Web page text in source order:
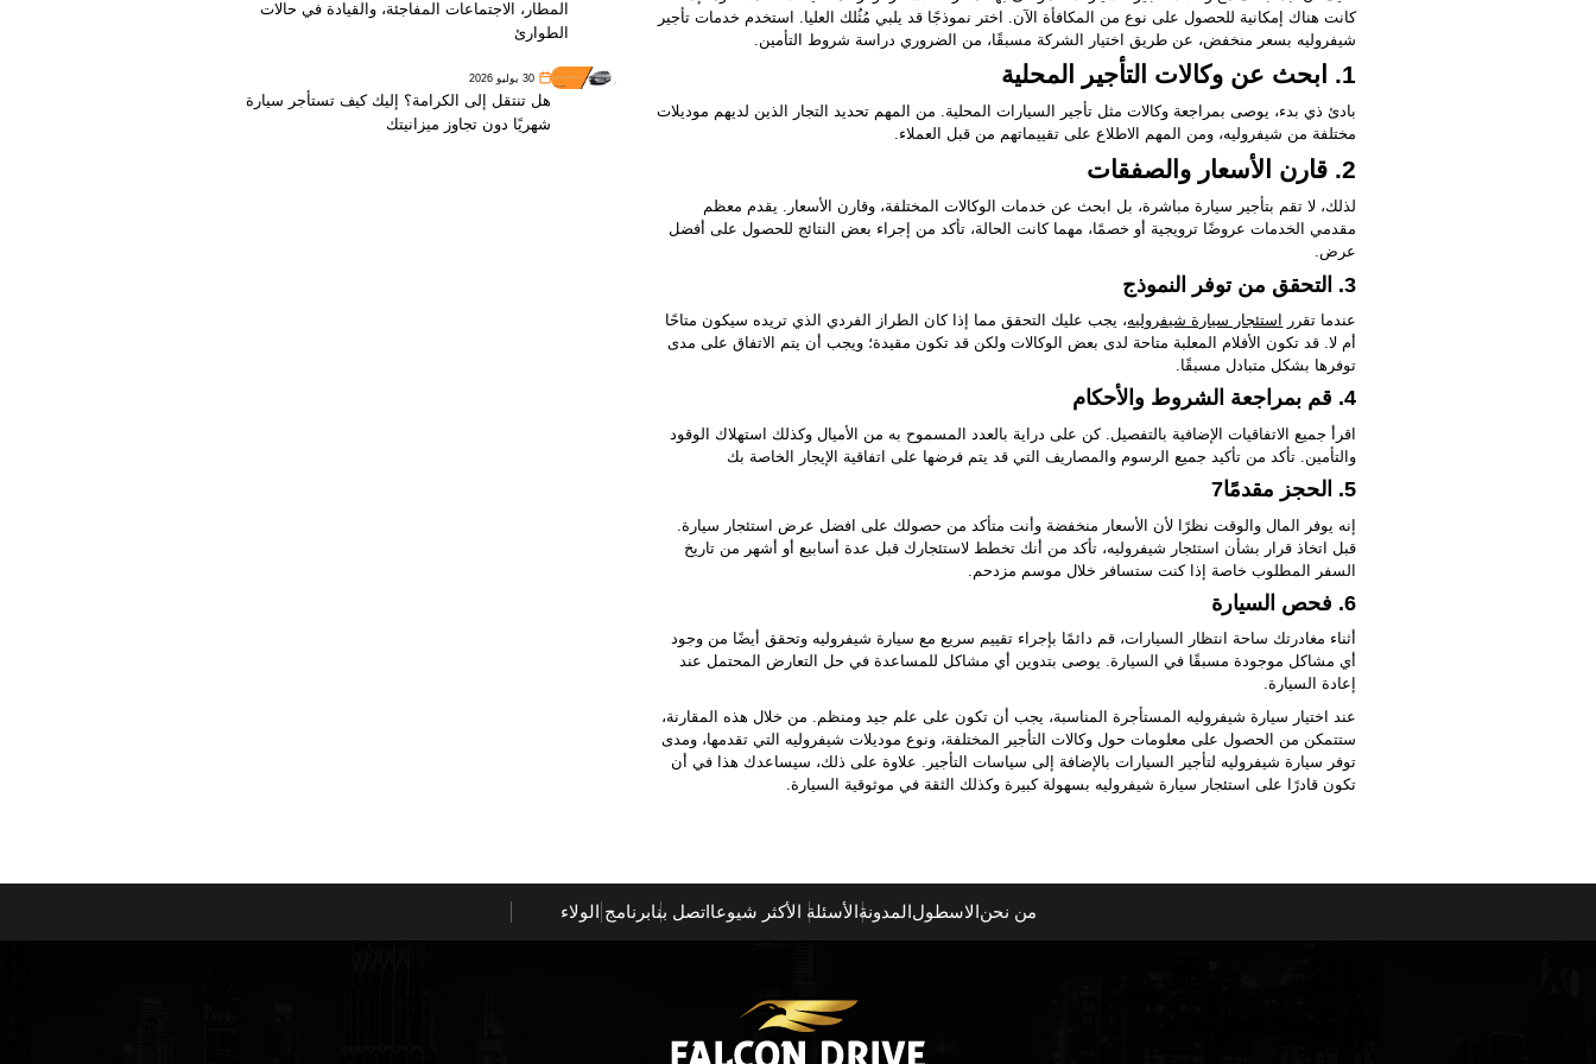
كانت هناك إمكانية للحصول على نوع من المكافأة الآن. اختر نموذجًا قد يلبي مُثُلك العليا. استخدم خدمات تأجير
شيفروليه بسعر منخفض، عن طريق اختيار الشركة مسبقًا، من الضروري دراسة شروط التأمين.
1. ابحث عن وكالات التأجير المحلية
بادئ ذي بدء، يوصى بمراجعة وكالات مثل تأجير السيارات المحلية. من المهم تحديد التجار الذين لديهم موديلات
مختلفة من شيفروليه، ومن المهم الاطلاع على تقييماتهم من قبل العملاء.
2. قارن الأسعار والصفقات
لذلك، لا تقم بتأجير سيارة مباشرة، بل ابحث عن خدمات الوكالات المختلفة، وقارن الأسعار. يقدم معظم
مقدمي الخدمات عروضًا ترويجية أو خصمًا، مهما كانت الحالة، تأكد من إجراء بعض النتائج للحصول على أفضل
عرض.
3. التحقق من توفر النموذج
عندما تقرر استئجار سيارة شيفروليه، يجب عليك التحقق مما إذا كان الطراز الفردي الذي تريده سيكون متاحًا
أم لا. قد تكون الأفلام المعلبة متاحة لدى بعض الوكالات ولكن قد تكون مقيدة؛ ويجب أن يتم الاتفاق على مدى
توفرها بشكل متبادل مسبقًا.
4. قم بمراجعة الشروط والأحكام
اقرأ جميع الاتفاقيات الإضافية بالتفصيل. كن على دراية بالعدد المسموح به من الأميال وكذلك استهلاك الوقود
والتأمين. تأكد من تأكيد جميع الرسوم والمصاريف التي قد يتم فرضها على اتفاقية الإيجار الخاصة بك
5. الحجز مقدمًا7
إنه يوفر المال والوقت نظرًا لأن الأسعار منخفضة وأنت متأكد من حصولك على افضل عرض استئجار سيارة.
قبل اتخاذ قرار بشأن استئجار شيفروليه، تأكد من أنك تخطط لاستئجارك قبل عدة أسابيع أو أشهر من تاريخ
السفر المطلوب خاصة إذا كنت ستسافر خلال موسم مزدحم.
6. فحص السيارة
أثناء مغادرتك ساحة انتظار السيارات، قم دائمًا بإجراء تقييم سريع مع سيارة شيفروليه وتحقق أيضًا من وجود
أي مشاكل موجودة مسبقًا في السيارة. يوصى بتدوين أي مشاكل للمساعدة في حل التعارض المحتمل عند
إعادة السيارة.
عند اختيار سيارة شيفروليه المستأجرة المناسبة، يجب أن تكون على علم جيد ومنظم. من خلال هذه المقارنة،
ستتمكن من الحصول على معلومات حول وكالات التأجير المختلفة، ونوع موديلات شيفروليه التي تقدمها، ومدى
توفر سيارة شيفروليه لتأجير السيارات بالإضافة إلى سياسات التأجير. علاوة على ذلك، سيساعدك هذا في أن
تكون قادرًا على استئجار سيارة شيفروليه بسهولة كبيرة وكذلك الثقة في موثوقية السيارة.
المطار، الاجتماعات المفاجئة، والقيادة في حالات
الطوارئ
30 يوليو 2026
هل تنتقل إلى الكرامة؟ إليك كيف تستأجر سيارة
شهريًا دون تجاوز ميزانيتك
من نحنالاسطولالمدونةالأسئلة الأكثر شيوعااتصل بنابرنامج الولاء